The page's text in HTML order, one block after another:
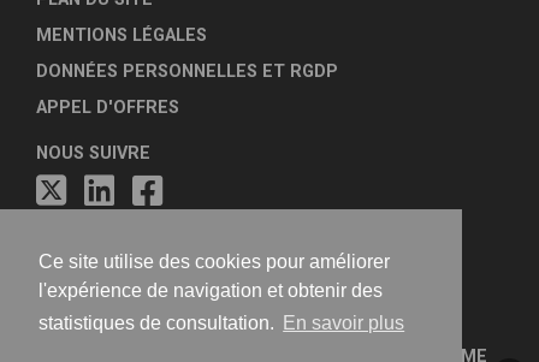
Ce site utilise des cookies pour améliorer
l'expérience de navigation et obtenir des
statistiques de consultation.
En savoir plus
MENTIONS LÉGALES
DONNÉES PERSONNELLES ET RGDP
APPEL D'OFFRES
NOUS SUIVRE
FÉDÉRATION NATIONALE DES AGENCES D'URBANISME